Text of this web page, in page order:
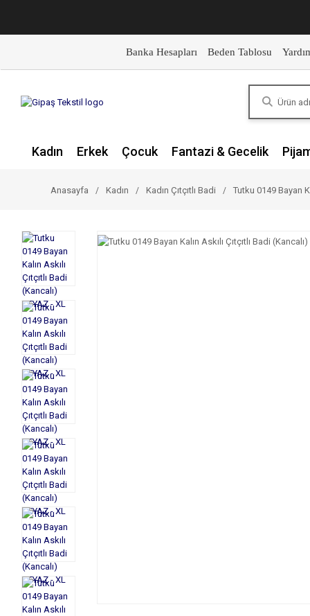
Banka Hesapları Beden Tablosu
Kadın Erkek Çocuk Fantazi & Gecelik
Anasayfa Kadın Kadın Çıtçıtlı Badi Tutku 0149 Bayan